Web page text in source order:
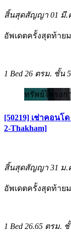
สิ้นสุดสัญญา 01 มี.
อัพเดตครั้งสุดท้าย
1 Bed 26 ตรม. ชั้น 5
ทรัพย์โครงก
[50219] เช่าคอนโ
2-Thakham]
สิ้นสุดสัญญา 31 ม.
อัพเดตครั้งสุดท้าย
1 Bed 26.65 ตรม. ชั้